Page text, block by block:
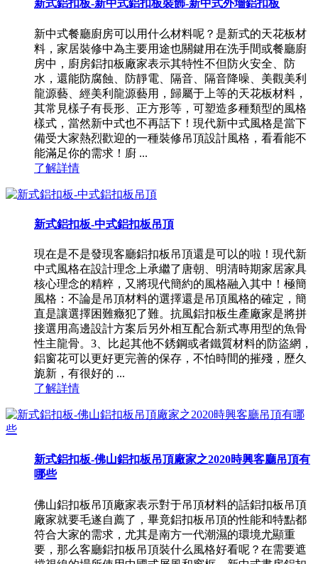
新式鋁扣板-新中式鋁扣板裝飾-新中式外墻鋁扣板
新中式餐廳廚房可以用什么材料呢？是新式的天花板材
料，家居裝修中為主要用途也關鍵用在洗手間或餐廳廚
房中，廚房鋁扣板廠家表示其特性不但防火安全、防
水，還能防腐蝕、防靜電、隔音、隔音降噪、美觀美利
龍源藝、經美利龍源藝用，歸屬于上等的天花板材料，
其常見樣子有長形、正方形等，可塑造多種類型的風格
樣式，當然新中式也不再話下！現代新中式風格是當下
備受大家熱烈歡迎的一種裝修吊頂設計風格，看看能不
能滿足你的需求！廚 ...
了解詳情
新式鋁扣板-中式鋁扣板吊頂
現在是不是發現客廳鋁扣板吊頂還是可以的啦！現代新
中式風格在設計理念上承繼了唐朝、明清時期家居家具
核心理念的精粹，又將現代簡約的風格融入其中！極簡
風格：不論是吊頂材料的選擇還是吊頂風格的確定，簡
直是讓選擇困難癥犯了難。抗風鋁扣板生產廠家是將拼
接選用高邊設計方案后另外相互配合新式專用型的魚骨
性主龍骨。3、比起其他不銹鋼或者鐵質材料的防盜網，
鋁窗花可以更好更完善的保存，不怕時間的摧殘，歷久
旎新，有很好的 ...
了解詳情
新式鋁扣板-佛山鋁扣板吊頂廠家之2020時興客廳吊頂有
哪些
佛山鋁扣板吊頂廠家表示對于吊頂材料的話鋁扣板吊頂
廠家就要毛遂自薦了，畢竟鋁扣板吊頂的性能和特點都
符合大家的需求，尤其是南方一代潮濕的環境尤顯重
要，那么客廳鋁扣板吊頂裝什么風格好看呢？在需要遮